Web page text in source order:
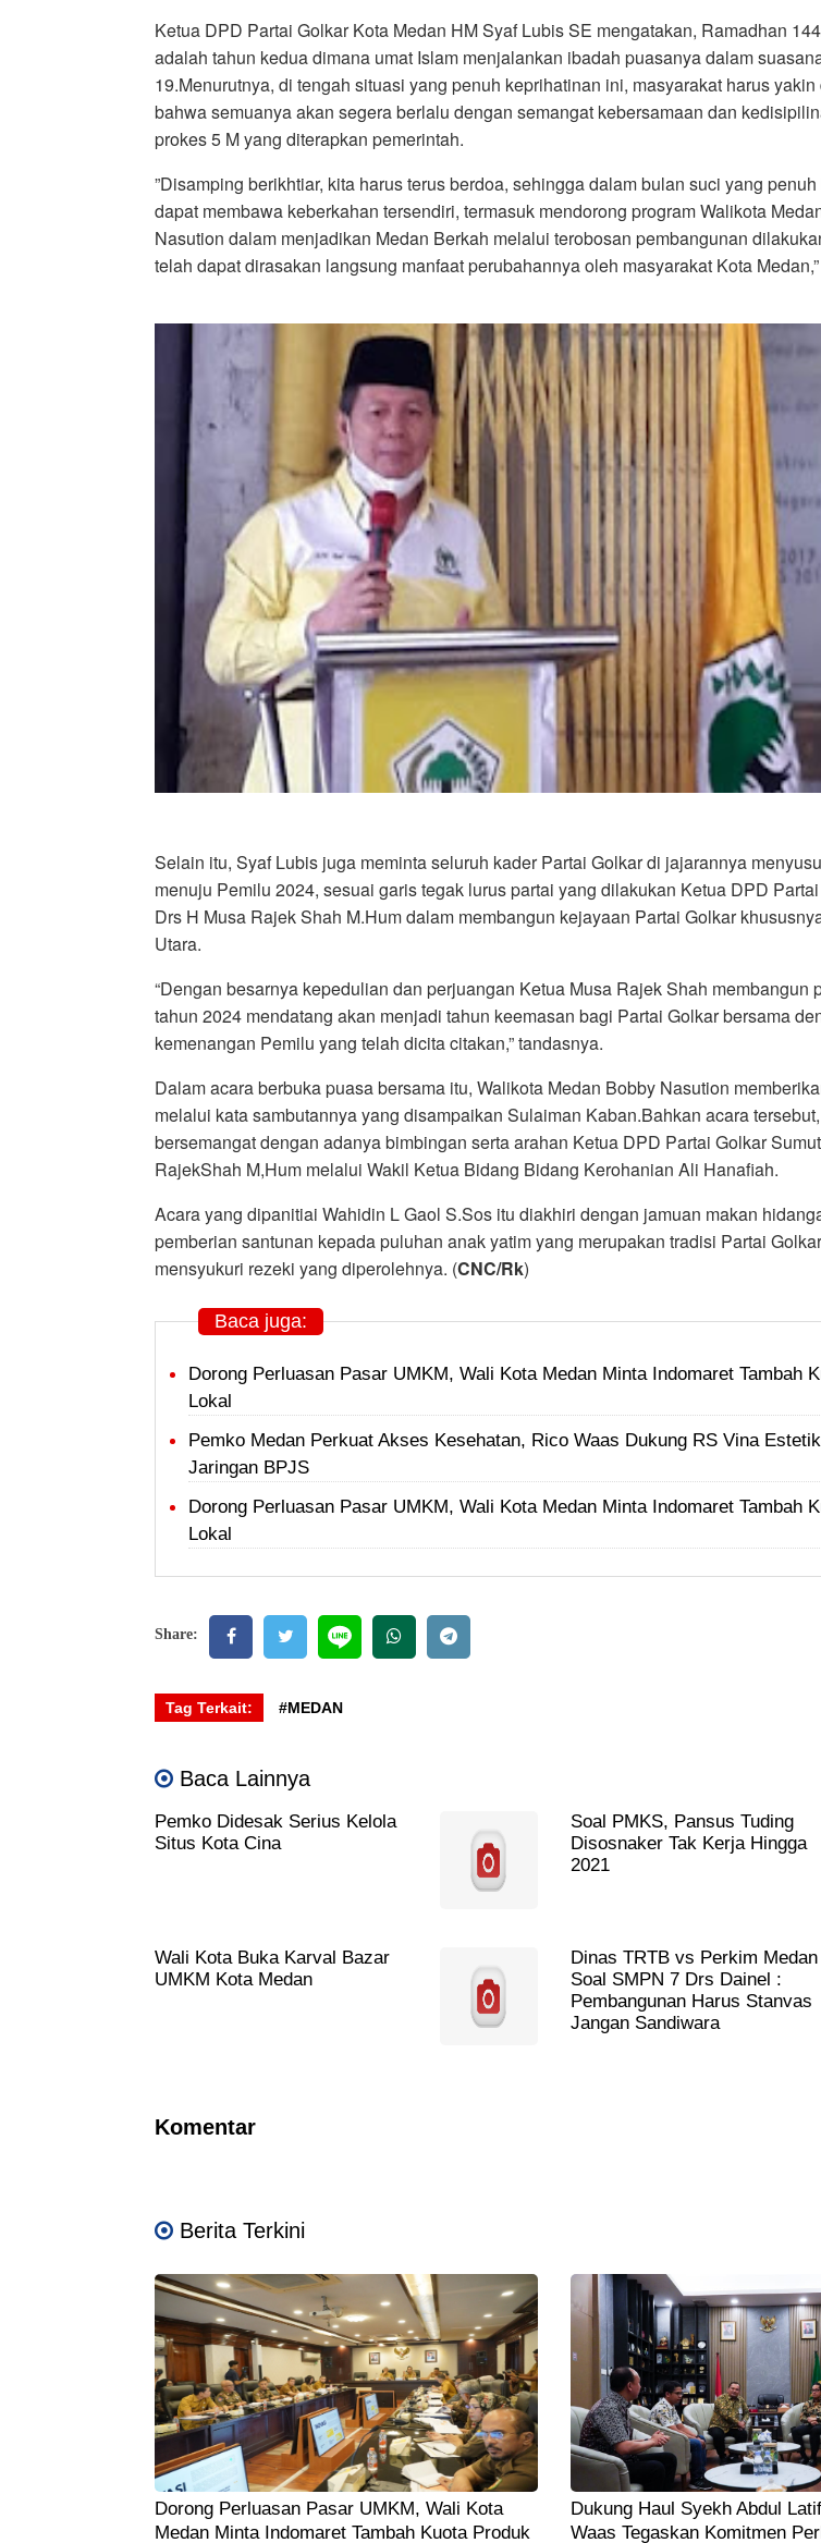
Ketua DPD Partai Golkar Kota Medan HM Syaf Lubis SE mengatakan, Ramadhan
adalah tahun kedua dimana umat Islam menjalankan ibadah puasanya dalam
19.Menurutnya, di tengah situasi yang penuh keprihatinan ini, masyarakat harus
bahwa semuanya akan segera berlalu dengan semangat kebersamaan dan
prokes 5 M yang diterapkan pemerintah.
”Disamping berikhtiar, kita harus terus berdoa, sehingga dalam bulan suci yang
dapat membawa keberkahan tersendiri, termasuk mendorong program Walikota
Nasution dalam menjadikan Medan Berkah melalui terobosan pembangunan
telah dapat dirasakan langsung manfaat perubahannya oleh masyarakat Kota
Selain itu, Syaf Lubis juga meminta seluruh kader Partai Golkar di jajarannya
menuju Pemilu 2024, sesuai garis tegak lurus partai yang dilakukan Ketua DPD
Drs H Musa Rajek Shah M.Hum dalam membangun kejayaan Partai Golkar
Utara.
“Dengan besarnya kepedulian dan perjuangan Ketua Musa Rajek Shah membangun
tahun 2024 mendatang akan menjadi tahun keemasan bagi Partai Golkar bersama
kemenangan Pemilu yang telah dicita citakan,” tandasnya.
Dalam acara berbuka puasa bersama itu, Walikota Medan Bobby Nasution
melalui kata sambutannya yang disampaikan Sulaiman Kaban.Bahkan acara
bersemangat dengan adanya bimbingan serta arahan Ketua DPD Partai Golkar
RajekShah M,Hum melalui Wakil Ketua Bidang Bidang Kerohanian Ali Hanafiah.
Acara yang dipanitiai Wahidin L Gaol S.Sos itu diakhiri dengan jamuan makan
pemberian santunan kepada puluhan anak yatim yang merupakan tradisi Partai
mensyukuri rezeki yang diperolehnya. (CNC/Rk)
Baca juga:
Dorong Perluasan Pasar UMKM, Wali Kota Medan Minta Indomaret Tambah
Lokal
Pemko Medan Perkuat Akses Kesehatan, Rico Waas Dukung RS Vina
Jaringan BPJS
Dorong Perluasan Pasar UMKM, Wali Kota Medan Minta Indomaret Tambah
Lokal
Share:
Tag Terkait: #MEDAN
Baca Lainnya
Pemko Didesak Serius Kelola
Situs Kota Cina
Soal PMKS, Pansus Tuding
Disosnaker Tak Kerja Hingga
2021
Wali Kota Buka Karval Bazar
UMKM Kota Medan
Dinas TRTB vs Perkim Medan
Soal SMPN 7 Drs Dainel :
Pembangunan Harus Stanvas
Jangan Sandiwara
Komentar
Berita Terkini
Dorong Perluasan Pasar UMKM, Wali Kota
Medan Minta Indomaret Tambah Kuota Produk
Dukung Haul Syekh Abdul
Waas Tegaskan Komitmen